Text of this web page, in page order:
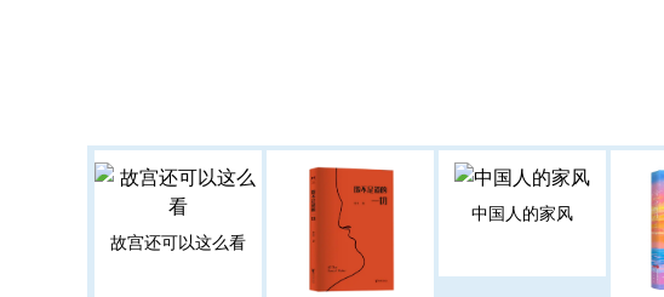
故宫还可以这么看
中国人的家风